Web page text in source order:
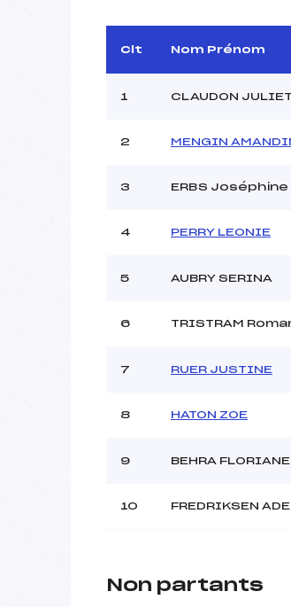
D.T Adjoint :
Dir. Epreuve :
Pénalité appliquée :
Clt Nom Prénom
1 CLAUDON
2 MENGIN
3 ERBS Joséphine
4 PERRY LEONIE
5 AUBRY SERINA
6 TRISTRAM
7 RUER JUSTINE
8 HATON ZOE
9 BEHRA FLORIANE
10 FREDRIKSEN
Non partants